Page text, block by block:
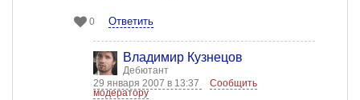
0 Ответить
Владимир Кузнецов
Дебютант
29 января 2007 в 13:37
Сообщить
модератору